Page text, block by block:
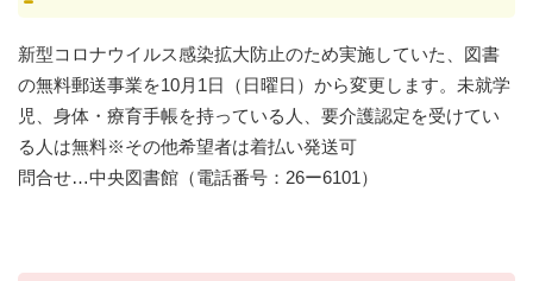
新型コロナウイルス感染拡大防止のため実施していた、図書
の無料郵送事業を10月1日（日曜日）から変更します。未就学
児、身体・療育手帳を持っている人、要介護認定を受けてい
る人は無料※その他希望者は着払い発送可
問合せ…中央図書館（電話番号：︎26ー6101）